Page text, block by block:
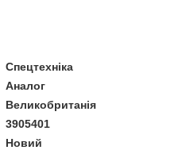
Спецтехніка
Аналог
Великобританія
3905401
Новий